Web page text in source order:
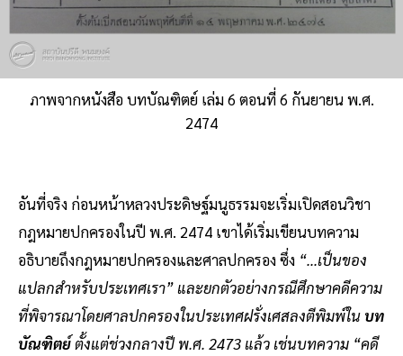
ภาพจากหนังสือ บทบัณฑิตย์ เล่ม 6 ตอนที่ 6 กันยายน พ.ศ.
2474
อันที่จริง ก่อนหน้าหลวงประดิษฐ์มนูธรรมจะเริ่มเปิดสอนวิชา
กฎหมายปกครองในปี พ.ศ. 2474 เขาได้เริ่มเขียนบทความ
อธิบายถึงกฎหมายปกครองและศาลปกครอง ซึ่ง “...เป็นของ
แปลกสำหรับประเทศเรา” และยกตัวอย่างกรณีศึกษาคดีความ
ที่พิจารณาโดยศาลปกครองในประเทศฝรั่งเศสลงตีพิมพ์ใน บท
บัณฑิตย์ ตั้งแต่ช่วงกลางปี พ.ศ. 2473 แล้ว เช่นบทความ “คดี